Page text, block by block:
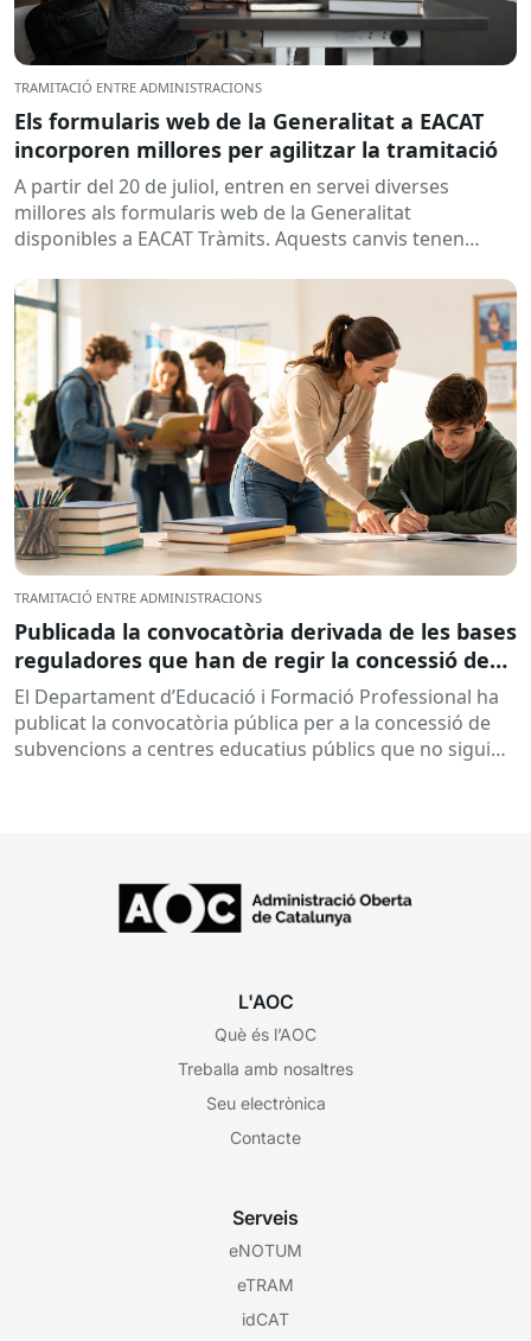
TRAMITACIÓ ENTRE ADMINISTRACIONS
Els formularis web de la Generalitat a EACAT
incorporen millores per agilitzar la tramitació
A partir del 20 de juliol, entren en servei diverses
millores als formularis web de la Generalitat
disponibles a EACAT Tràmits. Aquests canvis tenen
TRAMITACIÓ ENTRE ADMINISTRACIONS
Publicada la convocatòria derivada de les bases
reguladores que han de regir la concessió de
subvencions a centres educatius, per al
desenvolupament de programes de formació i
inserció, durant el curs 2026-2027
El Departament d’Educació i Formació Professional ha
publicat la convocatòria pública per a la concessió de
subvencions a centres educatius públics que no siguin
L'AOC
Què és l’AOC
Treballa amb nosaltres
Seu electrònica
Contacte
Serveis
eNOTUM
eTRAM
idCAT